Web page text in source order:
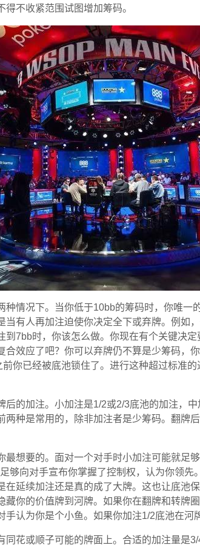
不收紧范围试图增加筹码。
种情况下。当你低于10bb的筹码时，你唯一
当有人再加注迫使你决定全下或弃牌。例如
到7bb时，你该怎么做。你现在有个关键决
合效应了吧？你可以弃牌仍不算是少筹码，
你已经被底池锁住了。进行这种超过标准
后的加注。小加注是1/2或2/3底池的加注，
两种是常用的，除非加注者是少筹码。翻牌
最想要的。面对一个对手时小加注可能就足
够向对手宣布你掌握了控制权，认为你领先
在延续加注还是真的成了大牌。这也让底池
藏你的价值牌到河牌。如果你在翻牌和转牌
手认为你是个小鱼。如果你加注1/2底池在河
同花或顺子可能的牌面上。合适的加注量是